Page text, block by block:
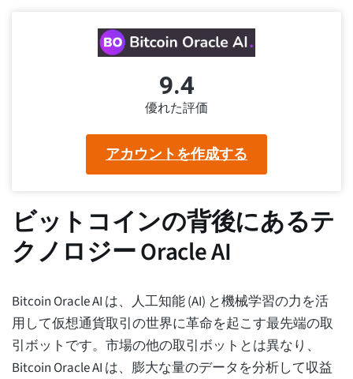
9.4
優れた評価
アカウントを作成する
ビットコインの背後にあるテ
クノロジー Oracle AI
Bitcoin Oracle AI は、人工知能 (AI) と機械学習の力を活
用して仮想通貨取引の世界に革命を起こす最先端の取
引ボットです。市場の他の取引ボットとは異なり、
Bitcoin Oracle AI は、膨大な量のデータを分析して収益